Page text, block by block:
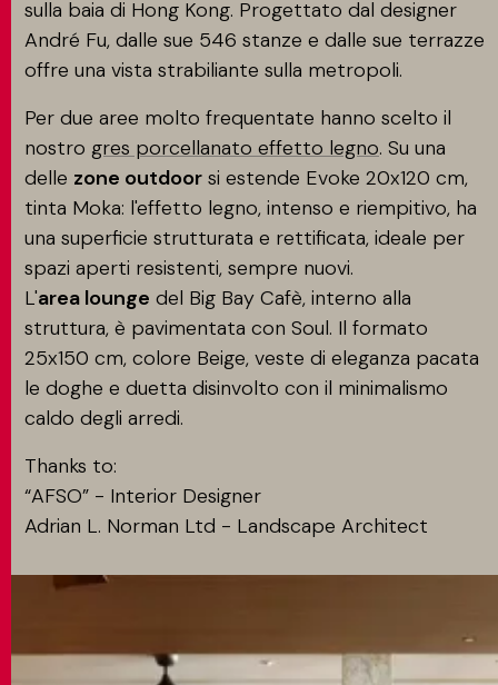
CERCA
AREA RISERVATA
sulla baia di Hong Kong. Progettato dal designer
André Fu, dalle sue 546 stanze e dalle sue terrazze
offre una vista strabiliante sulla metropoli.
Per due aree molto frequentate hanno scelto il
nostro gres porcellanato effetto legno. Su una
delle zone outdoor si estende Evoke 20x120 cm,
tinta Moka: l'effetto legno, intenso e riempitivo, ha
una superficie strutturata e rettificata, ideale per
spazi aperti resistenti, sempre nuovi.
L'area lounge del Big Bay Cafè, interno alla
struttura, è pavimentata con Soul. Il formato
25x150 cm, colore Beige, veste di eleganza pacata
le doghe e duetta disinvolto con il minimalismo
caldo degli arredi.
Thanks to:
“AFSO” - Interior Designer
Adrian L. Norman Ltd - Landscape Architect